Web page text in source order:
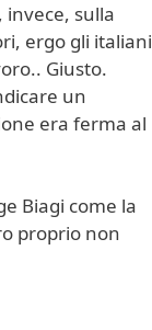
, invece, sulla
ergo gli italiani
Giusto.
un
era ferma al
Biagi come la
proprio non